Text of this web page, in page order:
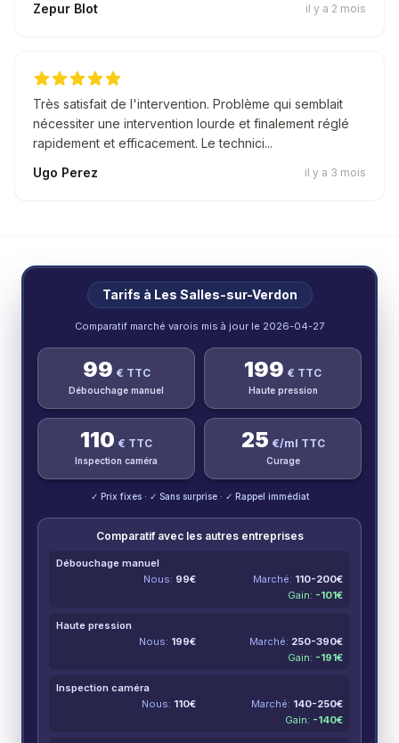
Zepur Blot
il y a 2 mois
Très satisfait de l'intervention. Problème qui semblait
nécessiter une intervention lourde et finalement réglé
rapidement et efficacement. Le technici...
Ugo Perez
il y a 3 mois
Tarifs à Les Salles-sur-Verdon
Comparatif marché varois mis à jour le 2026-04-27
99 € TTC
Débouchage manuel
199 € TTC
Haute pression
110 € TTC
Inspection caméra
25 €/ml TTC
Curage
✓ Prix fixes · ✓ Sans surprise · ✓ Rappel immédiat
Comparatif avec les autres entreprises
Débouchage manuel
Nous: 99€ Marché: 110-200€
Gain: -101€
Haute pression
Nous: 199€ Marché: 250-390€
Gain: -191€
Inspection caméra
Nous: 110€ Marché: 140-250€
Gain: -140€